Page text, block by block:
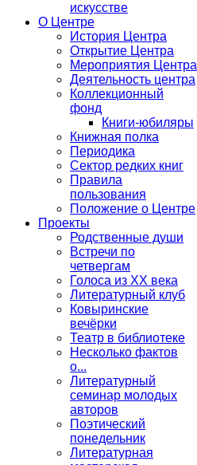
искусстве
О Центре
История Центра
Открытие Центра
Мероприятия Центра
Деятельность центра
Коллекционный
фонд
Книги-юбиляры
Книжная полка
Периодика
Сектор редких книг
Правила
пользования
Положение о Центре
Проекты
Родственные души
Встречи по
четвергам
Голоса из ХХ века
Литературный клуб
Ковыринские
вечёрки
Театр в библиотеке
Несколько фактов
о...
Литературный
семинар молодых
авторов
Поэтический
понедельник
Литературная